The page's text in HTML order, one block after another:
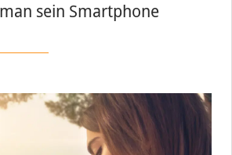
sein Smartphone